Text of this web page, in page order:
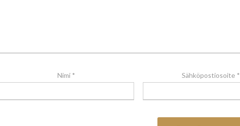
Nimi * Sähköpostiosoite *